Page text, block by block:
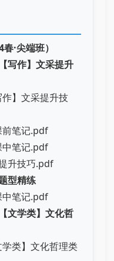
·尖端班）
写作】文采提升
】文采提升技
前笔记.pdf
中笔记.pdf
升技巧.pdf
型精练
中笔记.pdf
文学类】文化哲
类】文化哲理类